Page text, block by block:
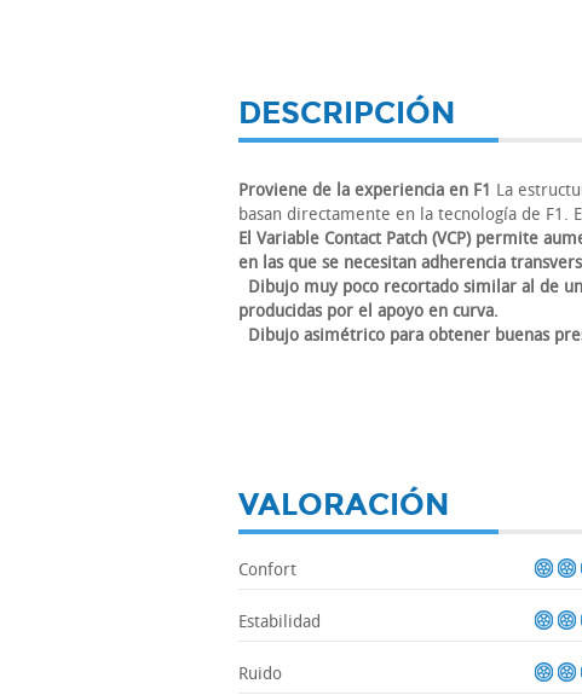
DESCRIPCIÓN
Proviene de la experiencia en F1 La
basan directamente en la tecnología de F1.
El Variable Contact Patch (VCP) permite
en las que se necesitan adherencia
Dibujo muy poco recortado similar al de
producidas por el apoyo en curva.
Dibujo asimétrico para obtener buenas
VALORACIÓN
Confort
Estabilidad
Ruido